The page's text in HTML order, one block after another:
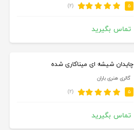
۵ (۲)
تماس بگیرید
چایدان شیشه ای میناکاری شده
گالری هنری باران
۵ (۲)
تماس بگیرید